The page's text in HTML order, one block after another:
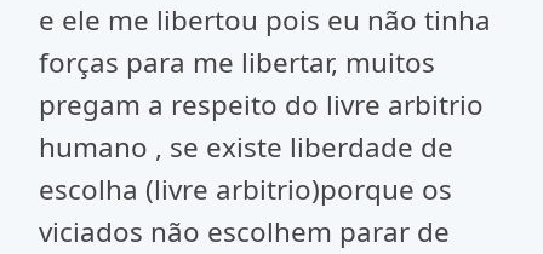
e ele me libertou pois eu não tinha
forças para me libertar, muitos
pregam a respeito do livre arbitrio
humano , se existe liberdade de
escolha (livre arbitrio)porque os
viciados não escolhem parar de